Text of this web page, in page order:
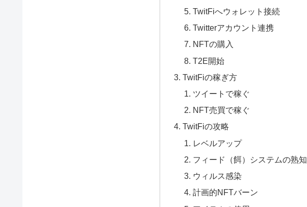
TwitFiへウォレット接続
Twitterアカウント連携
NFTの購入
T2E開始
TwitFiの稼ぎ方
ツイートで稼ぐ
NFT売買で稼ぐ
TwitFiの攻略
レベルアップ
フィード（餌）システムの熟知
ウィルス感染
計画的NFTバーン